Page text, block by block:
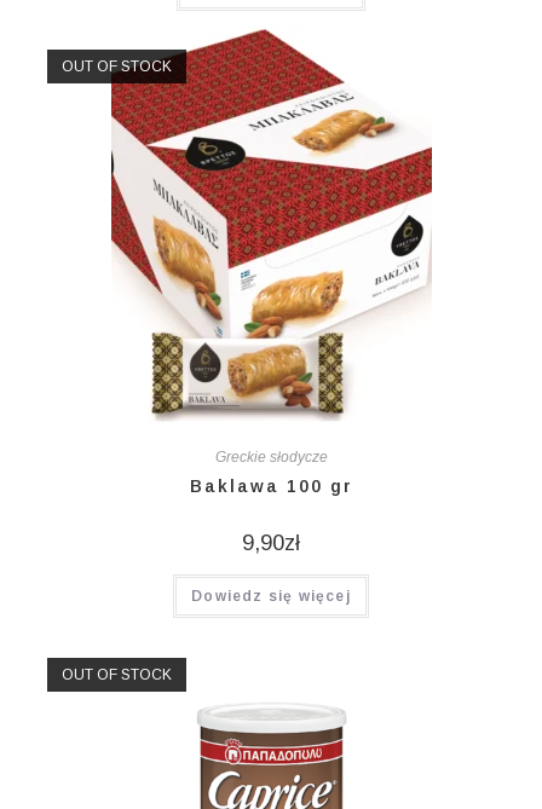
OUT OF STOCK
Greckie słodycze
Baklawa 100 gr
9,90zł
Dowiedz się więcej
OUT OF STOCK